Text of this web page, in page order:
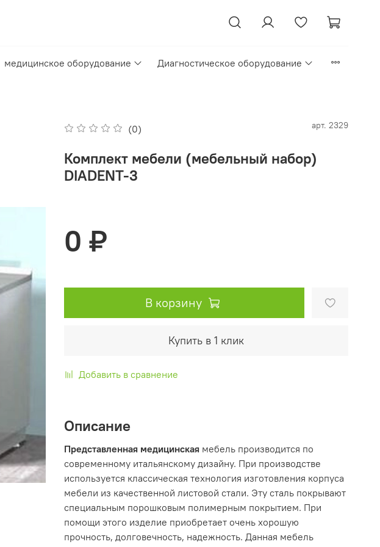
медицинское оборудование Диагностическое оборудование
(0) арт. 2329
Комплект мебели (мебельный набор)
DIADENT-3
0 ₽
В корзину
Купить в 1 клик
Добавить в сравнение
Описание
Представленная медицинская мебель производится по
современному итальянскому дизайну. При производстве
используется классическая технология изготовления корпуса
мебели из качественной листовой стали. Эту сталь покрывают
специальным порошковым полимерным покрытием. При
помощи этого изделие приобретает очень хорошую
прочность, долговечность, надежность. Данная мебель